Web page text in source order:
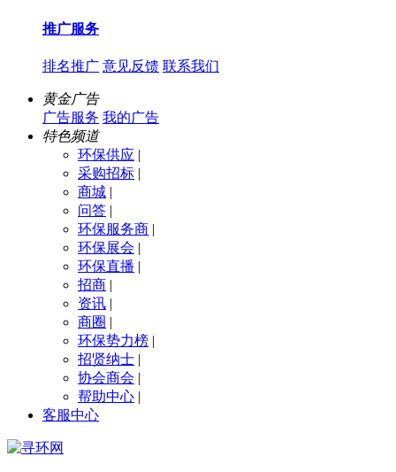
推广服务
排名推广 意见反馈 联系我们
黄金广告
广告服务 我的广告
特色频道
环保供应 |
采购招标 |
商城 |
问答 |
环保服务商 |
环保展会 |
环保直播 |
招商 |
资讯 |
商圈 |
环保势力榜 |
招贤纳士 |
协会商会 |
帮助中心 |
客服中心